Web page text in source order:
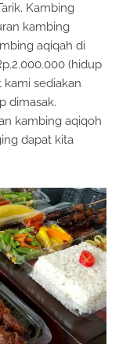
Kambing
kambing
aqiqah di
(hidup
sediakan
dimasak.
kambing aqiqoh
dapat kita